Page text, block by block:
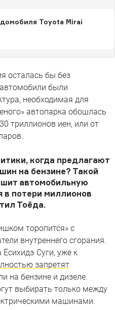
Toyota Mirai
осталась бы без
были
необходимая для
автопарка обошлась
триллионов иен, или от
когда предлагают
на бензине? Такой
автомобильную
в потери миллионов
Тоёда.
торопится» с
внутреннего сгорания.
Суги, уже к
запретят
на бензине и дизеле.
выбирать только между
машинами.